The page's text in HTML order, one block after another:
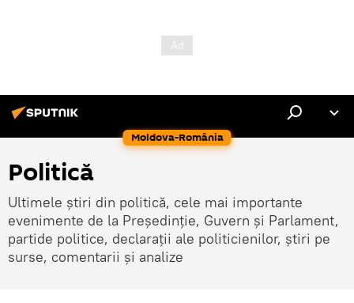
Moldova-România
Politică
Ultimele știri din politică, cele mai importante
evenimente de la Președinție, Guvern și Parlament,
partide politice, declarații ale politicienilor, știri pe
surse, comentarii și analize